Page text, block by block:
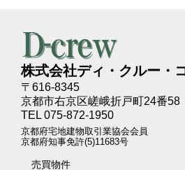
株式会社ディ・クルー・
〒616-8345
京都市右京区嵯峨折戸町24番58
TEL 075-872-1950
京都府宅地建物取引業協会会員
京都府知事免許(5)11683号
売買物件